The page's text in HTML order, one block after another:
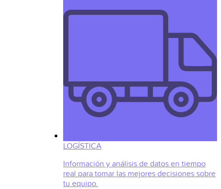
LOGÍSTICA
Información y análisis de datos en tiempo
real para tomar las mejores decisiones sobre
tu equipo.